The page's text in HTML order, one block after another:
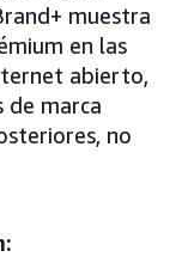
muestra
en las
abierto,
de marca
no